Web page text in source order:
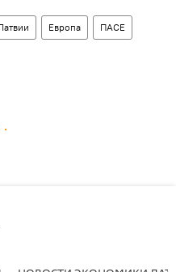
Европа ПАСЕ